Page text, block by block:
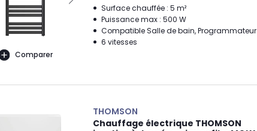
Comparer
Surface chauffée : 5 m²
Puissance max : 500 W
Compatible Salle de bain, Programmateur
6 vitesses
THOMSON
Chauffage électrique THOMSON